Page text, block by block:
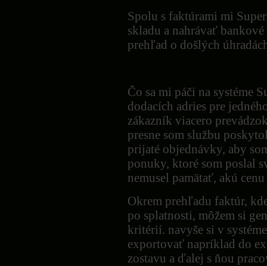
Spolu s faktúrami mi
skladu a nahrávať
prehľad o došlých
Čo sa mi páči na systéme
dodacích adries pre
zákazník viacero
presne som službu
prijaté objednávky, aby
ponuky, ktoré som poslal
nemusel pamätať, akú
Okrem prehľadu faktúr,
po splatnosti, môžem si
kritérií. navyše si v
exportovať napríklad do
zostavu a ďalej s ňou